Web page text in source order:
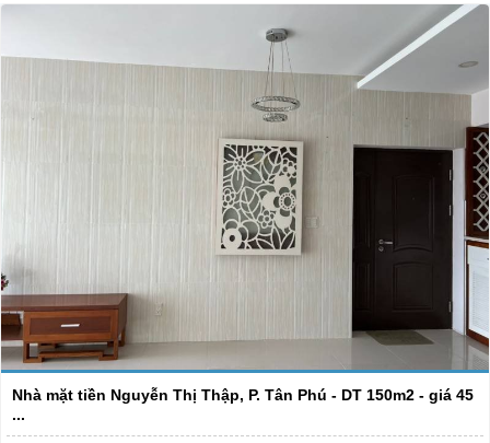
Nhà mặt tiền Nguyễn Thị Thập, P. Tân Phú - DT 150m2 - giá 45
...